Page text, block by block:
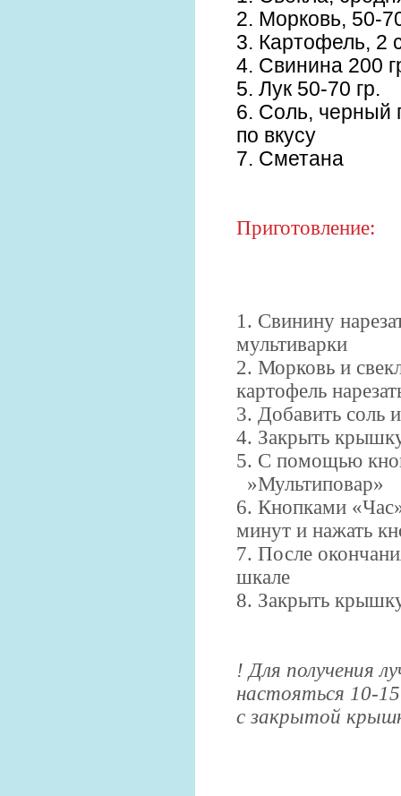
2. Морковь, 50-
3. Картофель, 2
4. Свинина 200
5. Лук 50-70 гр.
6. Соль, черный
по вкусу
7. Сметана
Приготовление:
1. Свинину
мультиварки
2. Морковь и
картофель
3. Добавить соль
4. Закрыть
5. С помощью
»Мультиповар»
6. Кнопками
минут и нажать
7. После
шкале
8. Закрыть
! Для получения
настояться 10-
с закрытой